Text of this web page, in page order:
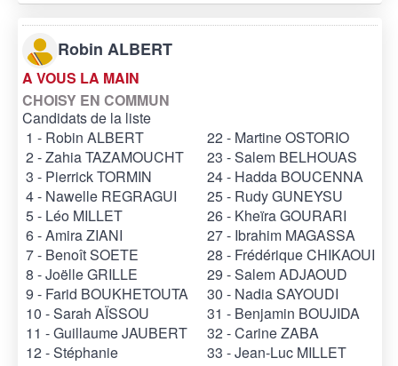
Robin ALBERT
A VOUS LA MAIN
CHOISY EN COMMUN
Candidats de la liste
1 - Robin ALBERT
2 - Zahia TAZAMOUCHT
3 - Pierrick TORMIN
4 - Nawelle REGRAGUI
5 - Léo MILLET
6 - Amira ZIANI
7 - Benoît SOETE
8 - Joëlle GRILLE
9 - Farid BOUKHETOUTA
10 - Sarah AÏSSOU
11 - Guillaume JAUBERT
12 - Stéphanie
22 - Martine OSTORIO
23 - Salem BELHOUAS
24 - Hadda BOUCENNA
25 - Rudy GUNEYSU
26 - Kheïra GOURARI
27 - Ibrahim MAGASSA
28 - Frédérique CHIKAOUI
29 - Salem ADJAOUD
30 - Nadia SAYOUDI
31 - Benjamin BOUJIDA
32 - Carine ZABA
33 - Jean-Luc MILLET